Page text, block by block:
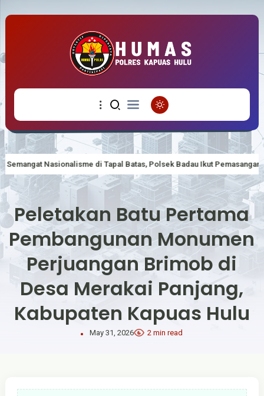
di Tapal Batas, Polsek Badau Ikut Pemasangan Bendera Merah
Peletakan Batu Pertama
Pembangunan Monumen
Perjuangan Brimob di
Desa Merakai Panjang,
Kabupaten Kapuas Hulu
May 31, 2026 2 min read